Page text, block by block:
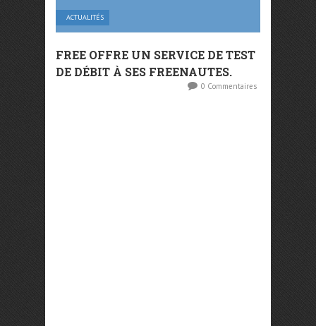
ACTUALITÉS
FREE OFFRE UN SERVICE DE TEST
DE DÉBIT À SES FREENAUTES.
0 Commentaires